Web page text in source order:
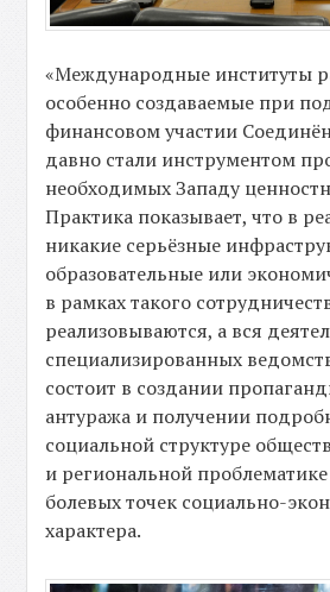
«Международные институты
особенно создаваемые при
финансовом участии
давно стали инструментом
необходимых Западу
Практика показывает, что в
никакие серьёзные
образовательные или
в рамках такого
реализовываются, а вся
специализированных
состоит в создании
антуража и получении
социальной структуре
и региональной
болевых точек социально-
характера.